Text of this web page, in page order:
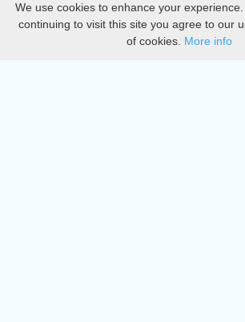
Privacy
DMCA
We use cookies to enhance your
continuing to visit this site you agree to our
of cookies. More info